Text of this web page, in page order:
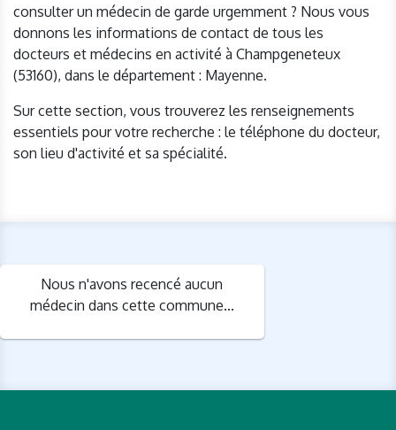
consulter un médecin de garde urgemment ? Nous vous
donnons les informations de contact de tous les
docteurs et médecins en activité à Champgeneteux
(53160), dans le département : Mayenne.
Sur cette section, vous trouverez les renseignements
essentiels pour votre recherche : le téléphone du docteur,
son lieu d'activité et sa spécialité.
Nous n'avons recencé aucun
médecin dans cette commune...